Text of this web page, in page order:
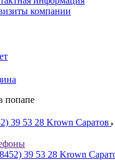
компании
попапе
39 53 28 Krown Саратов
39 53 28 Krown